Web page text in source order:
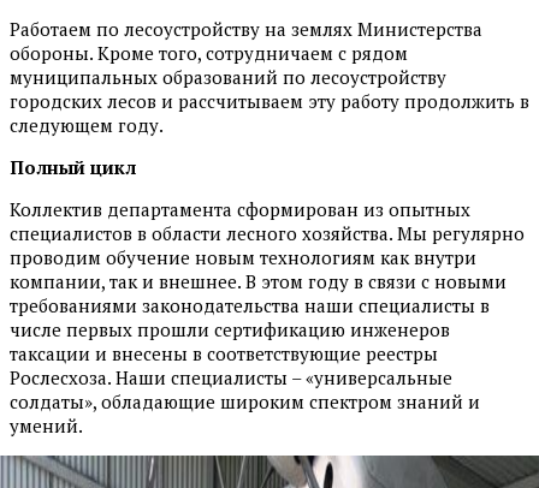
Работаем по лесоустройству на землях Министерства
обороны. Кроме того, сотрудничаем с рядом
муниципальных образований по лесоустройству
городских лесов и рассчитываем эту работу продолжить в
следующем году.
Полный цикл
Коллектив департамента сформирован из опытных
специалистов в области лесного хозяйства. Мы регулярно
проводим обучение новым технологиям как внутри
компании, так и внешнее. В этом году в связи с новыми
требованиями законодательства наши специалисты в
числе первых прошли сертификацию инженеров
таксации и внесены в соответствующие реестры
Рослесхоза. Наши специалисты – «универсальные
солдаты», обладающие широким спектром знаний и
умений.